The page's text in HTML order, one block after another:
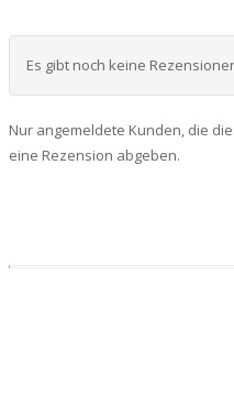
Es gibt noch keine
Nur angemeldete Kunden, die
eine Rezension abgeben.